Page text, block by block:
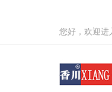
您好，欢迎进